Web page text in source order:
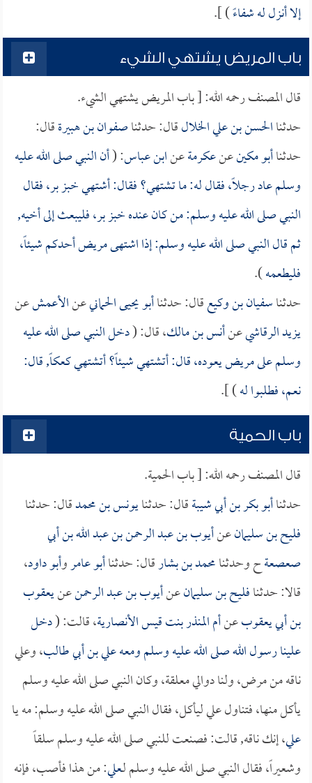
إلا أنزل له شفاءً) ].
باب المريض يشتهي الشيء
قال المصنف رحمه الله: [ باب المريض يشتهي الشيء.
حدثناالحسن بن علي الخلالقال: حدثناصفوان بن هبيرةقال:
حدثناأبو مكينعنعكرمةعنابن عباس: (أن النبي صلى الله عليه
وسلم عاد رجلاً، فقال له: ما تشتهي؟ فقال: أشتهي خبز بر، فقال
النبي صلى الله عليه وسلم: من كان عنده خبز بر، فليبعث إلى أخيه,
ثم قال النبي صلى الله عليه وسلم: إذا اشتهى مريض أحدكم شيئاً،
فليطعمه).
حدثناسفيان بن وكيعقال: حدثناأبو يحيى الحمانيعنالأعمشعن
يزيد الرقاشيعنأنس بن مالك، قال: (دخل النبي صلى الله عليه
وسلم على مريض يعوده، قال: أتشتهي شيئاً؟ أتشتهي كعكاً, قال:
نعم، فطلبوا له) ].
باب الحمية
قال المصنف رحمه الله: [ باب الحمية.
حدثناأبو بكر بن أبي شيبةقال: حدثنايونس بن محمدقال: حدثنا
فليح بن سليمانعنأيوب بن عبد الرحمن بن عبد الله بن أبي
صعصعةح وحدثنامحمد بن بشارقال: حدثناأبو عامروأبو داود،
قالا: حدثنافليح بن سليمانعنأيوب بن عبد الرحمنعنيعقوب
بن أبي يعقوبعنأم المنذر بنت قيس الأنصارية، قالت: (دخل
علينا رسول الله صلى الله عليه وسلم ومعهعلي بن أبي طالب، وعلي
ناقه من مرض، ولنا دوالي معلقة، وكان النبي صلى الله عليه وسلم
يأكل منها، فتناول علي ليأكل، فقال النبي صلى الله عليه وسلم: مه يا
علي، إنك ناقه, قالت: فصنعت للنبي صلى الله عليه وسلم سلقاً
وشعيراً، فقال النبي صلى الله عليه وسلم لـعلي: من هذا فأصب، فإنه